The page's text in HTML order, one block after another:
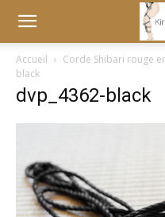
Accueil Corde Shibari rouge
black
dvp_4362-black